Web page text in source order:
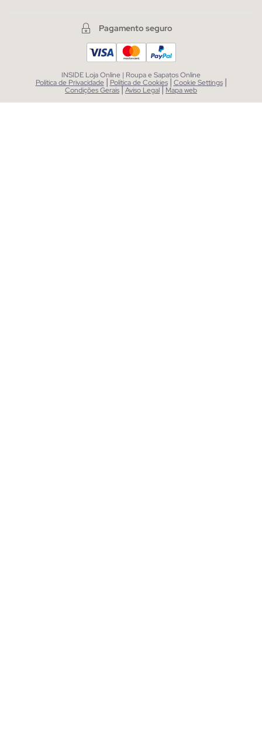
Pagamento seguro
INSIDE Loja Online | Roupa e Sapatos Online
Política de Privacidade | Política de Cookies | Cookie Settings |
Condições Gerais|Aviso Legal| Mapa web